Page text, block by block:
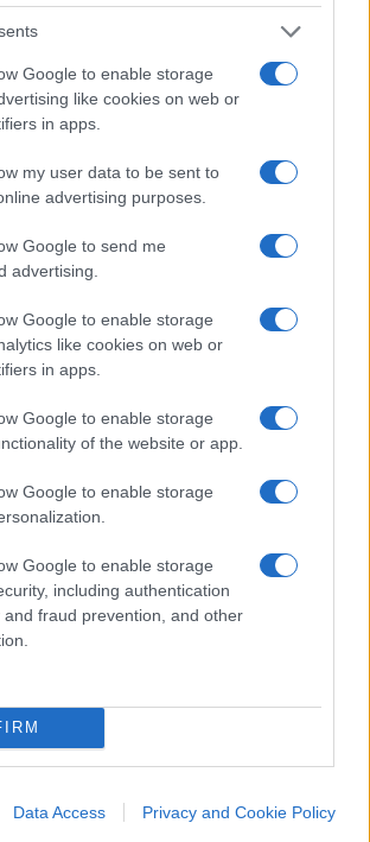
Google to enable storage
like cookies on web or
in apps.
my user data to be sent to
advertising purposes.
Google to send me
advertising.
Google to enable storage
like cookies on web or
in apps.
Google to enable storage
of the website or app.
Google to enable storage
Google to enable storage
including authentication
and fraud prevention, and other
Data Access Privacy and Cookie Policy
ha espresso il suo pensiero
Travolta era avvisato di tutto”.
sembrato evidenziare un certo
sintesi: gli autori preparano lo
ospiti reagiscono male non si può
È il bello della diretta. A John
spiegato cosa sarebbe
all’ingresso dell’Ariston con
a partire dal cappello da
averlo gradito.
si è scoperto che l’artista non
liberatoria per l’uso delle
La pubblicazione di tale
dunque bloccata, lasciando
Sul sito di RaiPlay il video
su Whatsapp. È sufficiente
al canale ed essere sempre